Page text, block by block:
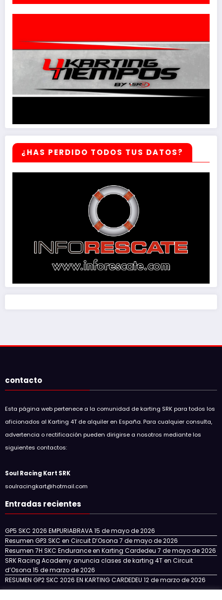
¿HAS PERDIDO TODOS TUS DATOS?
contacto
Esta página web pertenece a la comunidad de karting SRK para todos los
aficionados al Karting 4T de alquiler en España. Para cualquier consulta,
advertencia o rectificación pueden dirigirse a nosotros mediante los
siguientes contactos:
Soul Racing Kart SRK
soulracingkart@hotmail.com
Entradas recientes
GP5 SKC 2026 EMPURIABRAVA15 de mayo de 2026
Resumen GP3 SKC en Circuit D’Osona 7 de mayo de 2026
Resumen 7H SKC Endurance en Karting Cardedeu 7 de mayo de 2026
SRK Racing Academy anuncia clases de karting 4T en Circuit
d’Osona 15 de marzo de 2026
RESUMEN GP2 SKC 2026 EN KARTING CARDEDEU 12 de marzo de 2026